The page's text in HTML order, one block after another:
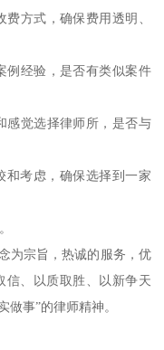
方式，确保费用透明、
例经验，是否有类似案件
感觉选择律师所，是否与
和考虑，确保选择到一家
为宗旨，热诚的服务，优
信、以质取胜、以新争天
做事”的律师精神。